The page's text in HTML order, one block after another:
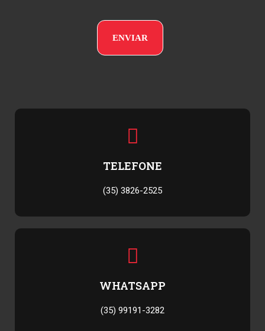
TELEFONE
(35) 3826-2525
WHATSAPP
(35) 99191-3282